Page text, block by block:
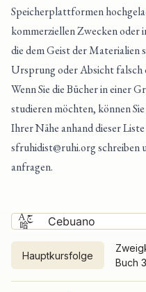
Speicherplattformen
kommerziellen Zwecken oder
die dem Geist der Materialien
Ursprung oder Absicht falsch
Wenn Sie die Bücher in einer
studieren möchten, können
Ihrer Nähe anhand dieser
sfruhidist@ruhi.orgschreiben
anfragen.
Hauptkursfolge
Buch 3